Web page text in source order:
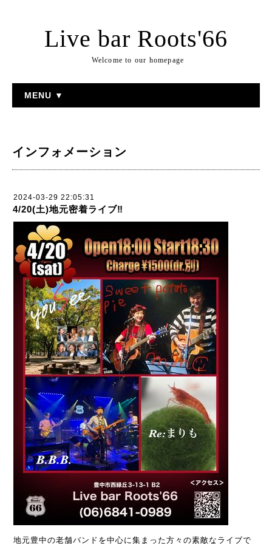
Live bar Roots'66
Welcome to our homepage
MENU ▼
インフォメーション
2024-03-29 22:05:31
4/20(土)地元密着ライブ‼️
地元豊中の老舗バンドを中心に集まった方々の素敵なライブで